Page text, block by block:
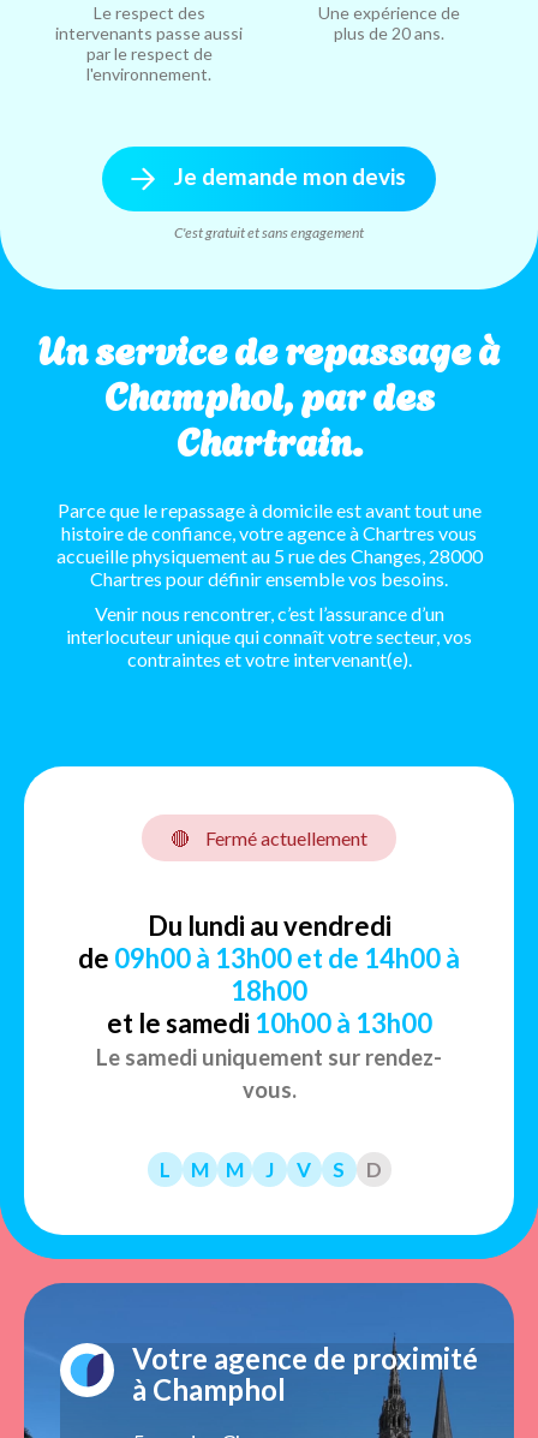
Le respect des
intervenants passe aussi
par le respect de
l'environnement.
Une expérience de
plus de 20 ans.
Je demande mon devis
C'est gratuit et sans engagement
Un service de repassage à
Champhol, par des
Chartrain.
Parce que le repassage à domicile est avant tout une
histoire de confiance, votre agence à Chartres vous
accueille physiquement au 5 rue des Changes, 28000
Chartres pour définir ensemble vos besoins.
Venir nous rencontrer, c’est l’assurance d’un
interlocuteur unique qui connaît votre secteur, vos
contraintes et votre intervenant(e).
🔴 Fermé actuellement
Du lundi au vendredi
de 09h00 à 13h00 et de 14h00 à
18h00
et le samedi 10h00 à 13h00
Le samedi uniquement sur rendez-
vous.
L M M J V S D
Votre agence de proximité
à Champhol